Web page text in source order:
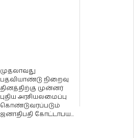
முதலாவது
பதவியாண்டு நிறைவு
தினத்திற்கு முன்னர்
புதிய அரசியலமைப்பு
கொண்டுவரப்படும்
ஜனாதிபதி கோட்டாபய...